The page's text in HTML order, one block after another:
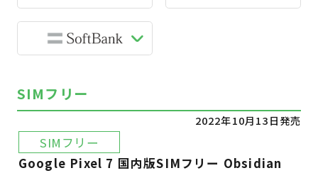
SIMフリー
2022年10月13日発売
SIMフリー
Google Pixel 7 国内版SIMフリー Obsidian